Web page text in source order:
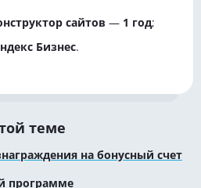
сайтов — 1 год;
Бизнес.
теме
на бонусный счет
программе